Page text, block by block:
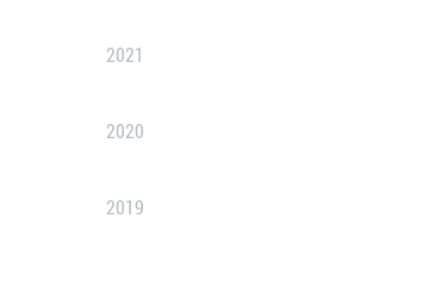
2021
2020
2019